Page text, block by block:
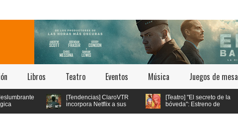
Libros Teatro Eventos Música Juegos de mesa
[Tendencias] ClaroVTR
incorpora Netflix a sus
[Teatro] "El secreto de la
bóveda": Estreno de